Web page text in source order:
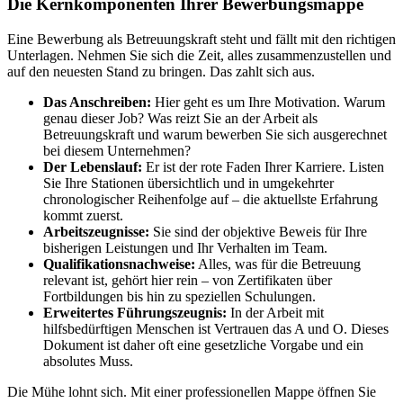
Die Kernkomponenten Ihrer Bewerbungsmappe
Eine Bewerbung als Betreuungskraft steht und fällt mit den richtigen
Unterlagen. Nehmen Sie sich die Zeit, alles zusammenzustellen und
auf den neuesten Stand zu bringen. Das zahlt sich aus.
Das Anschreiben: Hier geht es um Ihre Motivation. Warum
genau dieser Job? Was reizt Sie an der Arbeit als
Betreuungskraft und warum bewerben Sie sich ausgerechnet
bei diesem Unternehmen?
Der Lebenslauf: Er ist der rote Faden Ihrer Karriere. Listen
Sie Ihre Stationen übersichtlich und in umgekehrter
chronologischer Reihenfolge auf – die aktuellste Erfahrung
kommt zuerst.
Arbeitszeugnisse: Sie sind der objektive Beweis für Ihre
bisherigen Leistungen und Ihr Verhalten im Team.
Qualifikationsnachweise: Alles, was für die Betreuung
relevant ist, gehört hier rein – von Zertifikaten über
Fortbildungen bis hin zu speziellen Schulungen.
Erweitertes Führungszeugnis: In der Arbeit mit
hilfsbedürftigen Menschen ist Vertrauen das A und O. Dieses
Dokument ist daher oft eine gesetzliche Vorgabe und ein
absolutes Muss.
Die Mühe lohnt sich. Mit einer professionellen Mappe öffnen Sie